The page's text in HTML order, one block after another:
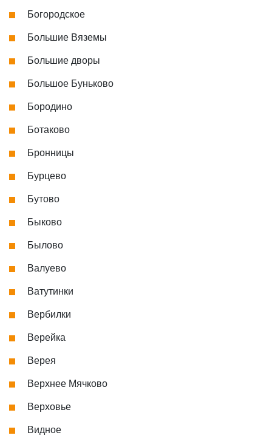
Богородское
Большие Вяземы
Большие дворы
Большое Буньково
Бородино
Ботаково
Бронницы
Бурцево
Бутово
Быково
Былово
Валуево
Ватутинки
Вербилки
Верейка
Верея
Верхнее Мячково
Верховье
Видное